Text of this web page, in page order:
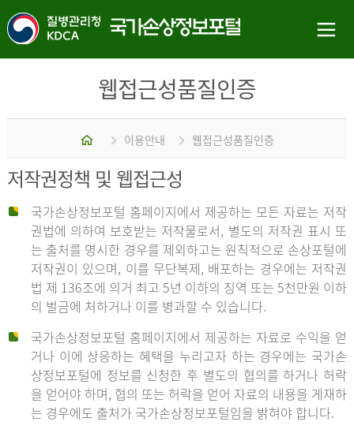
웹접근성품질인증
홈 이용안내 웹접근성품질인증
저작권정책 및 웹접근성
국가손상정보포털 홈페이지에서 제공하는 모든 자료는 저작
권법에 의하여 보호받는 저작물로서, 별도의 저작권 표시 또
는 출처를 명시한 경우를 제외하고는 원칙적으로 손상포털에
저작권이 있으며, 이를 무단복제, 배포하는 경우에는 저작권
법 제 136조에 의거 최고 5년 이하의 징역 또는 5천만원 이하
의 벌금에 처하거나 이를 병과할 수 있습니다.
국가손상정보포털 홈페이지에서 제공하는 자료로 수익을 얻
거나 이에 상응하는 혜택을 누리고자 하는 경우에는 국가손
상정보포털에 정보를 신청한 후 별도의 협의를 하거나 허락
을 얻어야 하며, 협의 또는 허락을 얻어 자료의 내용을 게재하
는 경우에도 출처가 국가손상정보포털임을 밝혀야 합니다.